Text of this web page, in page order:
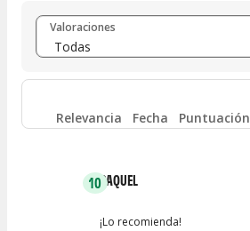
Entre 8 y 10 (5)
Entre 6 y 8 (1)
Entre 4 y 6 0
Valoraciones
Relevancia Fecha Puntuación
10RAQUEL
¡Lo recomienda!